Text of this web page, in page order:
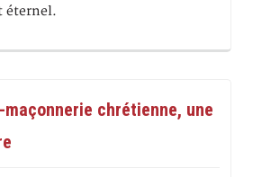
éternel.
chrétienne, une